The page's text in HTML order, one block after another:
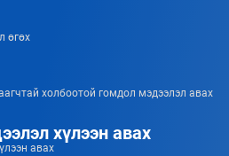
өгөх
холбоотой гомдол мэдээлэл авах
хүлээн авах
авах